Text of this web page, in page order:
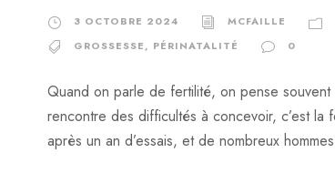
3 OCTOBRE 2024 MCFAILLE
GROSSESSE, PÉRINATALITÉ 0
Quand on parle de fertilité, on pense
rencontre des difficultés à concevoir, c’est
après un an d’essais, et de nombreux